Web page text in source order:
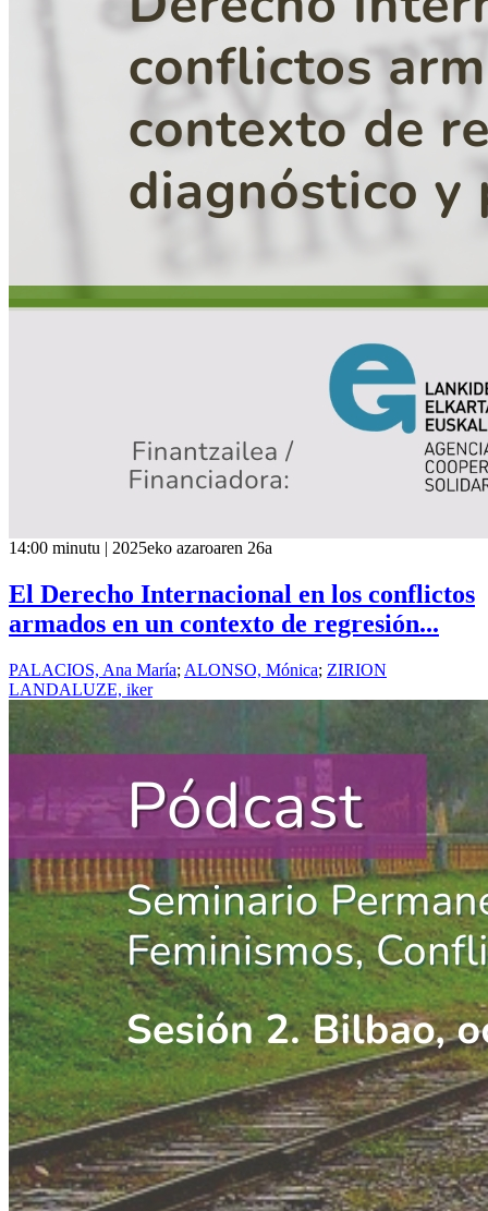
14:00 minutu | 2025eko azaroaren 26a
El Derecho Internacional en los conflictos
armados en un contexto de regresión...
PALACIOS, Ana María; ALONSO, Mónica; ZIRION
LANDALUZE, iker